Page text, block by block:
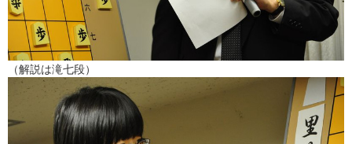
（解説は滝七段）